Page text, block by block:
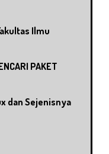
Ilmu
PAKET
dan Sejenisnya